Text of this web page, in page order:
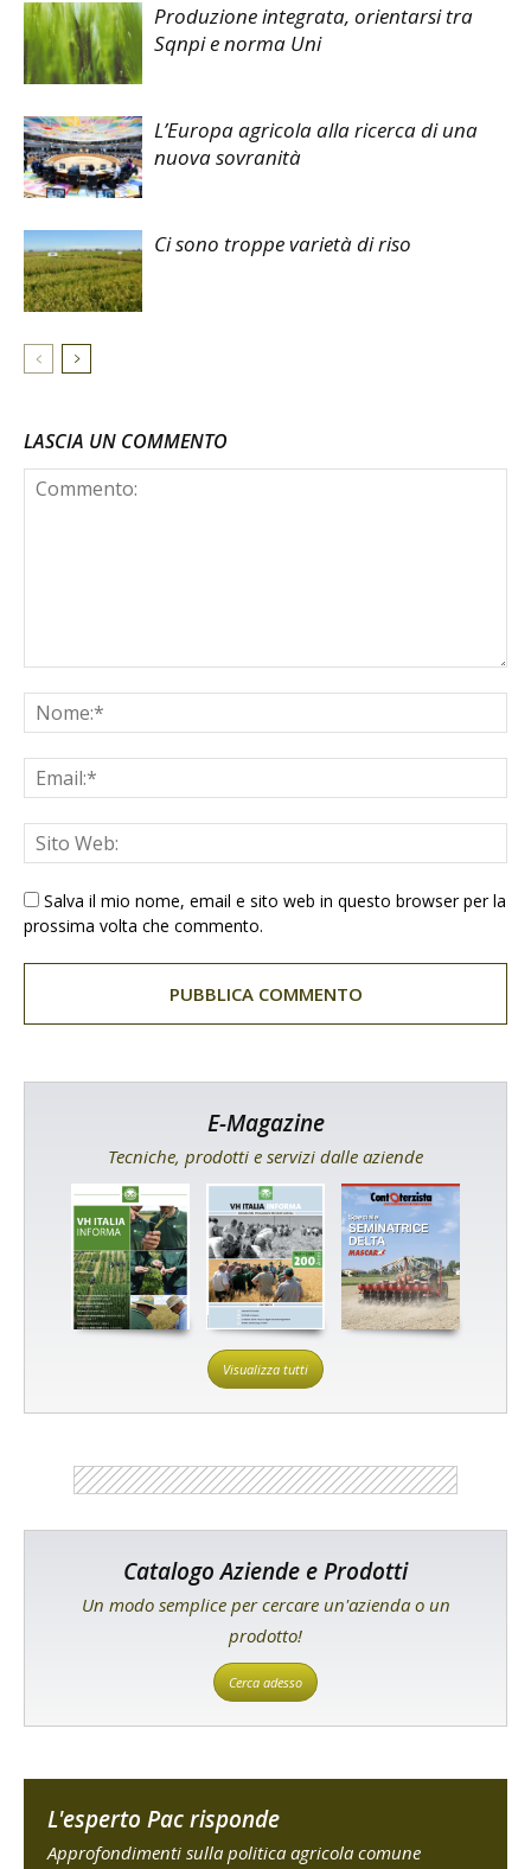
Produzione integrata, orientarsi tra
Sqnpi e norma Uni
L’Europa agricola alla ricerca di una
nuova sovranità
Ci sono troppe varietà di riso
LASCIA UN COMMENTO
Salva il mio nome, email e sito web in questo browser per la
prossima volta che commento.
E-Magazine
Tecniche, prodotti e servizi dalle aziende
Visualizza tutti
Catalogo Aziende e Prodotti
Un modo semplice per cercare un'azienda o un
prodotto!
Cerca adesso
L'esperto Pac risponde
Approfondimenti sulla politica agricola comune